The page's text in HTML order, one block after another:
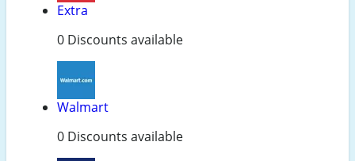
Extra
0 Discounts available
Walmart
0 Discounts available